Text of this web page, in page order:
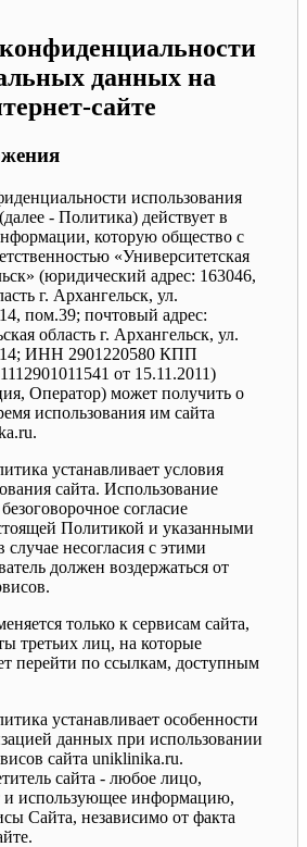
данных на
сайте
использования
- Политика) действует в
которую общество с
«Университетская
(юридический адрес: 163046,
г. Архангельск, ул.
пом.39; почтовый адрес:
область г. Архангельск, ул.
14; ИНН 2901220580 КПП
от 15.11.2011)
Оператор) может получить о
использования им сайта
устанавливает условия
сайта. Использование
согласие
Политикой и указанными
несогласия с этими
должен воздержаться от
только к сервисам сайта,
третьих лиц, на которые
перейти по ссылкам, доступным
устанавливает особенности
данных при использовании
сайта uniklinika.ru.
сайта - любое лицо,
использующее информацию,
Сайта, независимо от факта